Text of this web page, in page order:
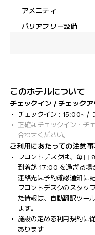
アメニティ
バリアフリー設備
このホテルについて
チェックイン / チェックア
チェックイン : 15:00~ /
正確なチェックイン・チ
合わせください。
ご利用にあたっての注意事
フロントデスクは、毎
到着が 17:00 を過ぎる場
連絡先は予約確認通知に
フロントデスクのスタッ
た情報は、自動翻訳ツー
ます。
施設の定める利用規約に
あります